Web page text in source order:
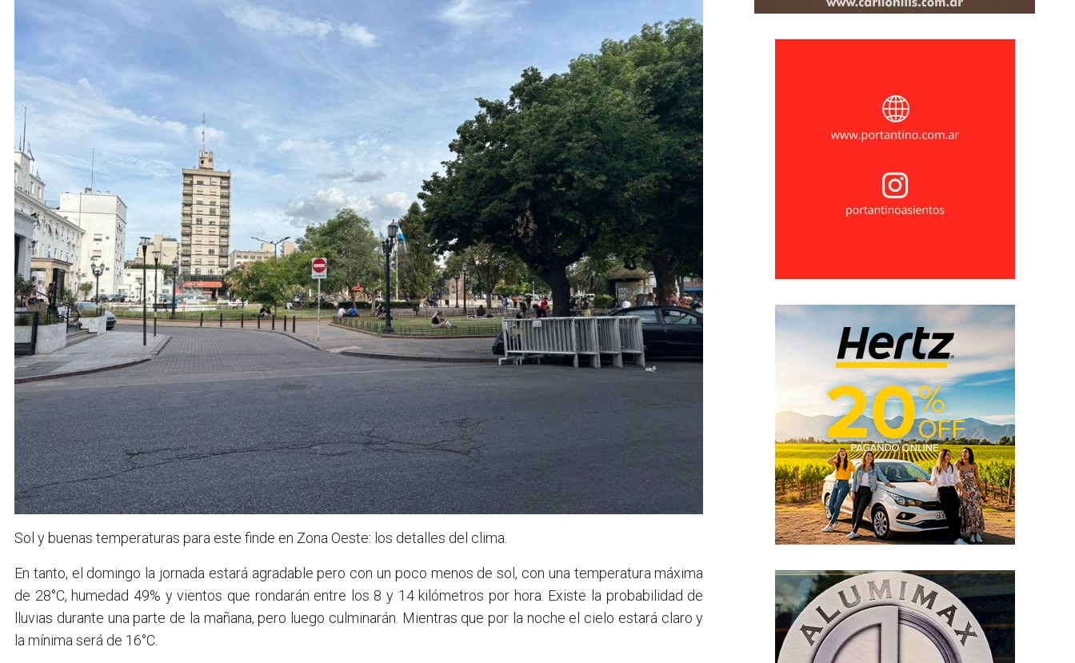
Sol y buenas temperaturas para este finde en Zona Oeste: los detalles del clima.
En tanto, el domingo la jornada estará agradable pero con un poco menos de sol, con una temperatura máxima
de 28°C, humedad 49% y vientos que rondarán entre los 8 y 14 kilómetros por hora. Existe la probabilidad de
lluvias durante una parte de la mañana, pero luego culminarán. Mientras que por la noche el cielo estará claro y
la mínima será de 16°C.